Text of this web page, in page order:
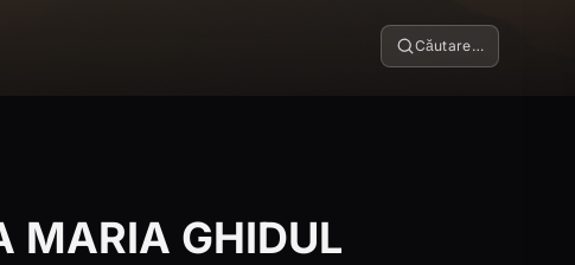
Căutare…
MARIA GHIDUL